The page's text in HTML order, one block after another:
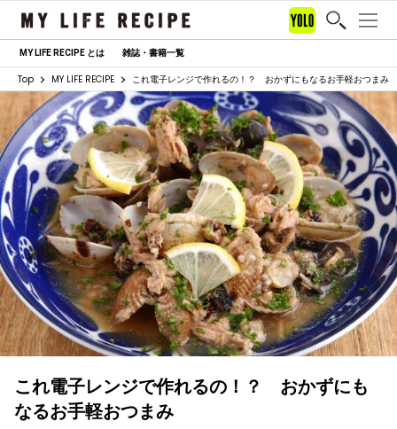
MY LIFE RECIPE とは 雑誌・書籍一覧
Top MY LIFE RECIPE これ電子レンジで作れるの！？ おかずにもなるお手軽おつまみ
これ電子レンジで作れるの！？ おかずにも
なるお手軽おつまみ